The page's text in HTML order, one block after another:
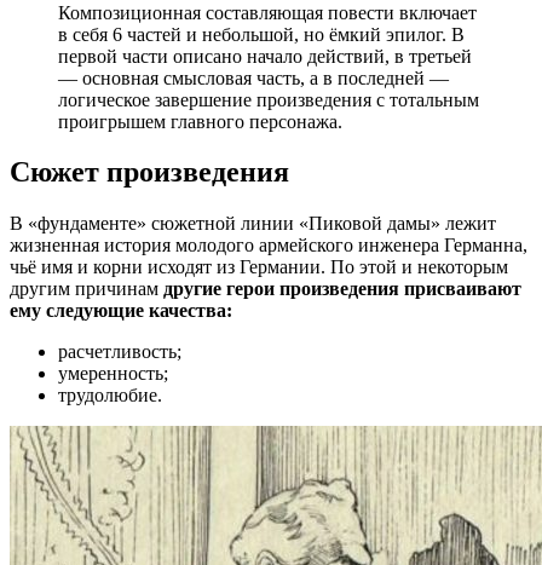
Композиционная составляющая повести включает
в себя 6 частей и небольшой, но ёмкий эпилог. В
первой части описано начало действий, в третьей
— основная смысловая часть, а в последней —
логическое завершение произведения с тотальным
проигрышем главного персонажа.
Сюжет произведения
В «фундаменте» сюжетной линии «Пиковой дамы» лежит
жизненная история молодого армейского инженера Германна,
чьё имя и корни исходят из Германии. По этой и некоторым
другим причинам другие герои произведения присваивают
ему следующие качества:
расчетливость;
умеренность;
трудолюбие.